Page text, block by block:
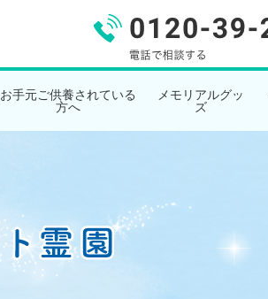
お手元ご供養されている
方へ
メモリアルグッ
ズ